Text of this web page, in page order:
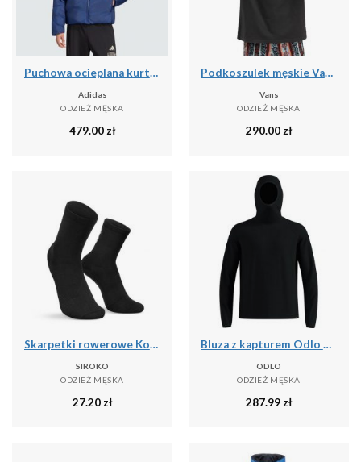
Puchowa ocieplana kurtka Essentials Highloft
Adidas
ODZIEŻ MĘSKA
479.00 zł
Podkoszulek męskie Vans X Curren X Knost
Vans
ODZIEŻ MĘSKA
290.00 zł
Skarpetki rowerowe Kolarstwo Siroko Core Lofoten
SIROKO
ODZIEŻ MĘSKA
27.20 zł
Bluza z kapturem Odlo Mid layer hoody CUBIC
ODLO
ODZIEŻ MĘSKA
287.99 zł